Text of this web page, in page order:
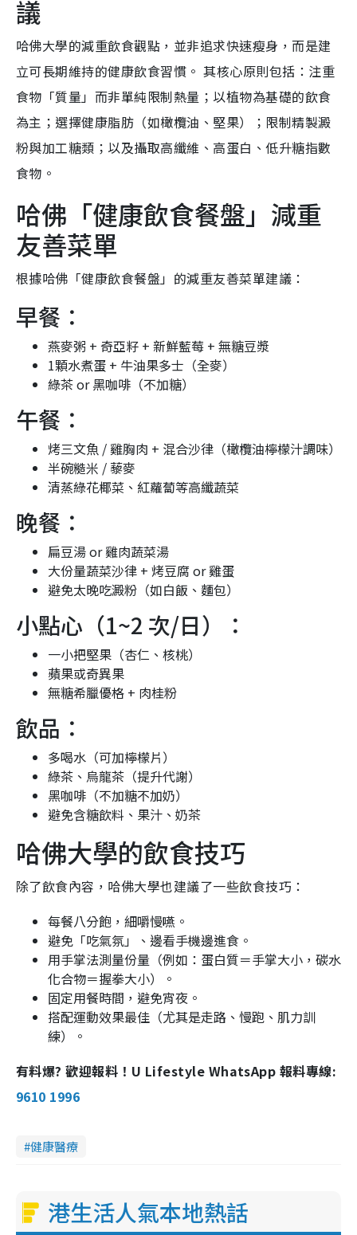
議
哈佛大學的減重飲食觀點，並非追求快速瘦身，而是建
立可長期維持的健康飲食習慣。 其核心原則包括：注重
食物「質量」而非單純限制熱量；以植物為基礎的飲食
為主；選擇健康脂肪（如橄欖油、堅果）；限制精製澱
粉與加工糖類；以及攝取高纖維、高蛋白、低升糖指數
食物。
哈佛「健康飲食餐盤」減重
友善菜單
根據哈佛「健康飲食餐盤」的減重友善菜單建議：
早餐：
燕麥粥 + 奇亞籽 + 新鮮藍莓 + 無糖豆漿
1顆水煮蛋 + 牛油果多士（全麥）
綠茶 or 黑咖啡（不加糖）
午餐：
烤三文魚 / 雞胸肉 + 混合沙律（橄欖油檸檬汁調味）
半碗糙米 / 藜麥
清蒸綠花椰菜、紅蘿蔔等高纖蔬菜
晚餐：
扁豆湯 or 雞肉蔬菜湯
大份量蔬菜沙律 + 烤豆腐 or 雞蛋
避免太晚吃澱粉（如白飯、麵包）
小點心（1~2 次/日）：
一小把堅果（杏仁、核桃）
蘋果或奇異果
無糖希臘優格 + 肉桂粉
飲品：
多喝水（可加檸檬片）
綠茶、烏龍茶（提升代謝）
黑咖啡（不加糖不加奶）
避免含糖飲料、果汁、奶茶
哈佛大學的飲食技巧
除了飲食內容，哈佛大學也建議了一些飲食技巧：
每餐八分飽，細嚼慢嚥。
避免「吃氣氛」、邊看手機邊進食。
用手掌法測量份量（例如：蛋白質＝手掌大小，碳水
化合物＝握拳大小）。
固定用餐時間，避免宵夜。
搭配運動效果最佳（尤其是走路、慢跑、肌力訓
練）。
有料爆? 歡迎報料！U Lifestyle WhatsApp 報料專線:
9610 1996
健康醫療
港生活人氣本地熱話